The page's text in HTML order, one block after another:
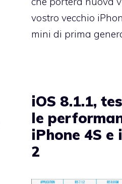
vostro vecchio
mini di prima
iOS 8.1.1,
le
iPhone 4S e
2